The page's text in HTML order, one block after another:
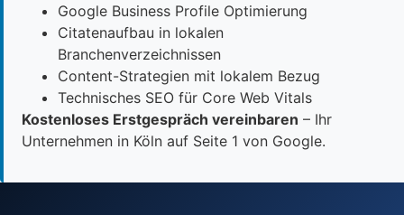
Google Business Profile Optimierung
Citatenaufbau in lokalen
Branchenverzeichnissen
Content-Strategien mit lokalem Bezug
Technisches SEO für Core Web Vitals
Kostenloses Erstgespräch vereinbaren – Ihr
Unternehmen in Köln auf Seite 1 von Google.